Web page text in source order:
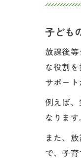
子ども
放課後
な役割
サポート
例えば
なりま
また、
で、子